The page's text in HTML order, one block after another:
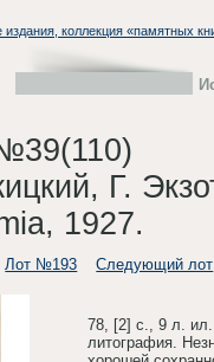
издания, коллекция «памятных
Г.
1927.
Лот №193 Следующий лот
78, [2] с., 9 л. ил.
литография.